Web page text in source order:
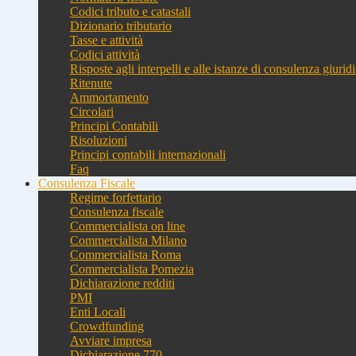
Codici tributo e catastali
Dizionario tributario
Tasse e attività
Codici attività
Risposte agli interpelli e alle istanze di consulenza
Ritenute
Ammortamento
Circolari
Principi Contabili
Risoluzioni
Principi contabili internazionali
Faq
Consulenza Fiscale
Regime forfettario
Consulenza fiscale
Commercialista on line
Commercialista Milano
Commercialista Roma
Commercialista Pomezia
Dichiarazione redditi
PMI
Enti Locali
Crowdfunding
Avviare impresa